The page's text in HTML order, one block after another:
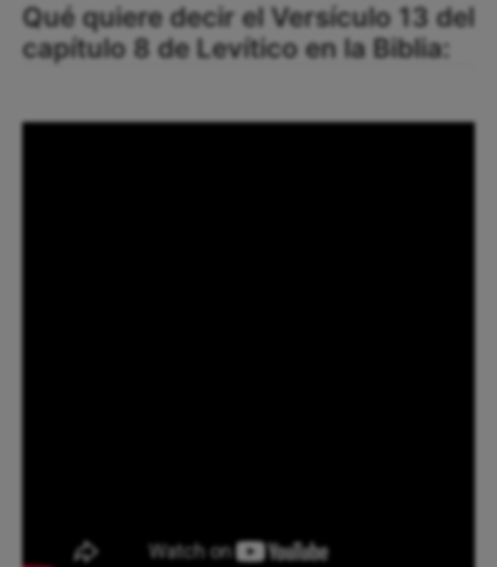
Qué quiere decir el Versículo 13 del
capítulo 8 de Levítico en la Biblia: